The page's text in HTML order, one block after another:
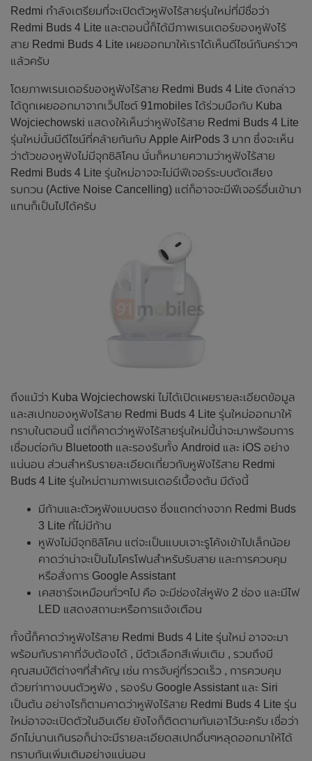
Redmi กำลังเตรียมที่จะเปิดตัวหูฟังไร้สายรุ่นใหม่ที่มีชื่อว่า
Redmi Buds 4 Lite และตอนนี้ก็ได้มีภาพเรนเดอร์ของหูฟังไร้
สาย Redmi Buds 4 Lite เผยออกมาให้เราได้เห็นดีไซน์กันคร่าวๆ
แล้วครับ
โดยภาพเรนเดอร์ของหูฟังไร้สาย Redmi Buds 4 Lite ดังกล่าว
ได้ถูกเผยออกมาจากเว็ปไซต์ 91mobiles ได้ร่วมมือกับ Kuba
Wojciechowski แสดงให้เห็นว่าหูฟังไร้สาย Redmi Buds 4 Lite
รุ่นใหม่นั้นมีดีไซน์ที่คล้ายกันกับ Apple AirPods 3 มาก ซึ่งจะเห็น
ว่าตัวของหูฟังไม่มีจุกซิลิโคน นั่นก็หมายความว่าหูฟังไร้สาย
Redmi Buds 4 Lite รุ่นใหม่อาจจะไม่มีฟีเจอร์ระบบตัดเสียง
รบกวน (Active Noise Cancelling) แต่ก็อาจจะมีฟีเจอร์อื่นเข้ามา
แทนก็เป็นไปได้ครับ
ถึงแม้ว่า Kuba Wojciechowski ไม่ได้เปิดเผยรายละเอียดข้อมูล
และสเปกของหูฟังไร้สาย Redmi Buds 4 Lite รุ่นใหม่ออกมาให้
ทราบในตอนนี้ แต่ก็คาดว่าหูฟังไร้สายรุ่นใหม่นี้น่าจะมาพร้อมการ
เชื่อมต่อกับ Bluetooth และรองรับทั้ง Android และ iOS อย่าง
แน่นอน ส่วนสำหรับรายละเอียดเกี่ยวกับหูฟังไร้สาย Redmi
Buds 4 Lite รุ่นใหม่ตามภาพเรนเดอร์เบื้องต้น มีดังนี้
มีก้านและตัวหูฟังแบบตรง ซึ่งแตกต่างจาก Redmi Buds
3 Lite ที่ไม่มีก้าน
หูฟังไม่มีจุกซิลิโคน แต่จะเป็นแบบเจาะรูโค้งเข้าไปเล็กน้อย
คาดว่าน่าจะเป็นไมโครโฟนสำหรับรับสาย และการควบคุม
หรือสั่งการ Google Assistant
เคสชาร์จเหมือนทั่วๆไป คือ จะมีช่องใส่หูฟัง 2 ช่อง และมีไฟ
LED แสดงสถานะหรือการแจ้งเตือน
ทั้งนี้ก็คาดว่าหูฟังไร้สาย Redmi Buds 4 Lite รุ่นใหม่ อาจจะมา
พร้อมกับราคาที่จับต้องได้ , มีตัวเลือกสีเพิ่มเติม , รวมถึงมี
คุณสมบัติต่างๆที่สำคัญ เช่น การจับคู่ที่รวดเร็ว , การควบคุม
ด้วยท่าทางบนตัวหูฟัง , รองรับ Google Assistant และ Siri
เป็นต้น อย่างไรก็ตามคาดว่าหูฟังไร้สาย Redmi Buds 4 Lite รุ่น
ใหม่อาจจะเปิดตัวในอินเดีย ยังไงก็ติดตามกันเอาไว้นะครับ เชื่อว่า
อีกไม่นานเกินรอก็น่าจะมีรายละเอียดสเปกอื่นๆหลุดออกมาให้ได้
ทราบกันเพิ่มเติมอย่างแน่นอน